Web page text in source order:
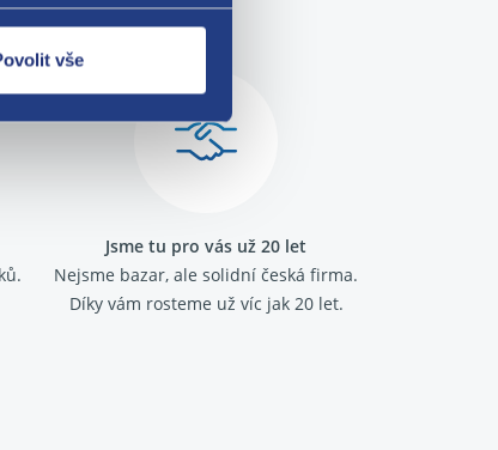
vše
Jsme tu pro vás už 20 let
Nejsme bazar, ale solidní česká firma.
Díky vám rosteme už víc jak 20 let.